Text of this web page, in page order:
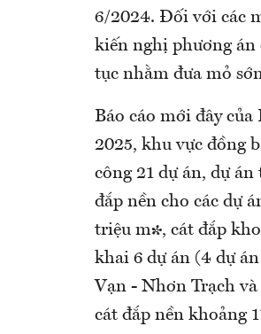
6/2024. Đối với các
kiến nghị phương án
tục nhằm đưa mỏ
Báo cáo mới đây
2025, khu vực đồng
công 21 dự án, dự
đắp nền cho các dự
triệu m³, cát đắp
khai 6 dự án (4 dự
Vạn - Nhơn Trạch
cát đắp nền khoảng